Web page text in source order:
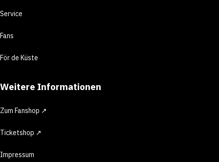
Service
Fans
För de Küste
Weitere Informationen
Zum Fanshop ↗
Ticketshop ↗
Impressum